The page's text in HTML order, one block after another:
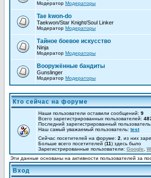
Модератор Модераторы
Tae kwon-do
Taekwon/Star Knight/Soul Linker
Модератор Модераторы
Тайное боевое искусство
Ninja
Модератор Модераторы
Вооружённые бандиты
Gunslinger
Модератор Модераторы
Кто сейчас на форуме
Наши пользователи оставили сообщений: 9
Всего зарегистрированных пользователей:
Последний зарегистрированный пользователь:
Наш самый уважаемый пользователь: test
Сейчас посетителей на форуме: 2 , из них
Больше всего посетителей (11) здесь было
Зарегистрированные пользователи: Google
Эти данные основаны на активности пользователей за
Вход